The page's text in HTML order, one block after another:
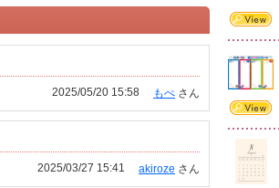
もぺ さん
2025/05/20 15:58
akiroze さん
2025/03/27 15:41